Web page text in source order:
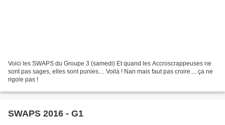
Voici les SWAPS du Groupe 3 (samedi) Et quand les Accroscrappeuses ne
sont pas sages, elles sont punies.... Voilà ! Nan mais faut pas croire.... ça ne
rigole pas !
SWAPS 2016 - G1